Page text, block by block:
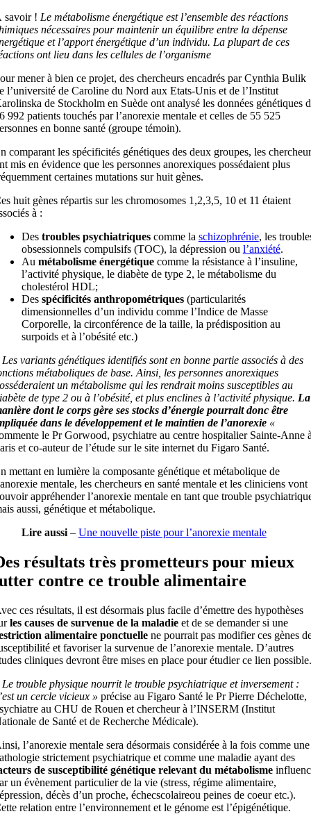
savoir ! Le métabolisme énergétique est l’ensemble des réactions
nécessaires pour maintenir un équilibre entre la dépense
et l’apport énergétique d’un individu. La plupart de ces
ont lieu dans les cellules de l’organisme
mener à bien ce projet, des chercheurs encadrés par Cynthia Bulik
l’université de Caroline du Nord aux Etats-Unis et de l’Institut
de Stockholm en Suède ont analysé les données génétiques
992 patients touchés par l’anorexie mentale et celles de 55 525
en bonne santé (groupe témoin).
comparant les spécificités génétiques des deux groupes, les
mis en évidence que les personnes anorexiques possédaient plus
certaines mutations sur huit gènes.
huit gènes répartis sur les chromosomes 1,2,3,5, 10 et 11 étaient
à :
Des troubles psychiatriquescomme la schizophrénie, les
obsessionnels compulsifs (TOC), la dépression ou l’anxiété.
Au métabolisme énergétiquecomme la résistance à l’insuline,
l’activité physique, le diabète de type 2, le métabolisme du
cholestérol HDL;
Des spécificités anthropométriques(particularités
dimensionnelles d’un individu comme l’Indice de Masse
Corporelle, la circonférence de la taille, la prédisposition au
surpoids et à l’obésité etc.)
variants génétiques identifiés sont en bonne partie associés à des
métaboliques de base. Ainsi, les personnes anorexiques
un métabolisme qui les rendrait moins susceptibles au
de type 2 ou à l’obésité, et plus enclines à l’activité physique. La
dont le corps gère ses stocks d’énergie pourrait donc être
dans le développement et le maintien de l’anorexie«
le Pr Gorwood, psychiatre au centre hospitalier Sainte-Anne
et co-auteur de l’étude sur le site internet du Figaro Santé.
mettant en lumière la composante génétique et métabolique de
mentale, les chercheurs en santé mentale et les cliniciens vont
appréhender l’anorexie mentale en tant que trouble
aussi, génétique et métabolique.
Lire aussi– Une nouvelle piste pour l’anorexie mentale
résultats très prometteurs pour mieux
contre ce trouble alimentaire
ces résultats, il est désormais plus facile d’émettre des hypothèses
les causes de survenue de la maladieet de se demander si une
alimentaire ponctuellene pourrait pas modifier ces gènes
et favoriser la survenue de l’anorexie mentale. D’autres
cliniques devront être mises en place pour étudier ce lien possible.
trouble physique nourrit le trouble psychiatrique et inversement :
un cercle vicieux » précise au Figaro Santé le Pr Pierre Déchelotte,
au CHU de Rouen et chercheur à l’INSERM (Institut
de Santé et de Recherche Médicale).
l’anorexie mentale sera désormais considérée à la fois comme une
strictement psychiatrique et comme une maladie ayant des
de susceptibilité génétique relevant du métabolisme
un évènement particulier de la vie (stress, régime alimentaire,
décès d’un proche, échecscolaireou peines de coeur etc.).
relation entre l’environnement et le génome est l’épigénétique.